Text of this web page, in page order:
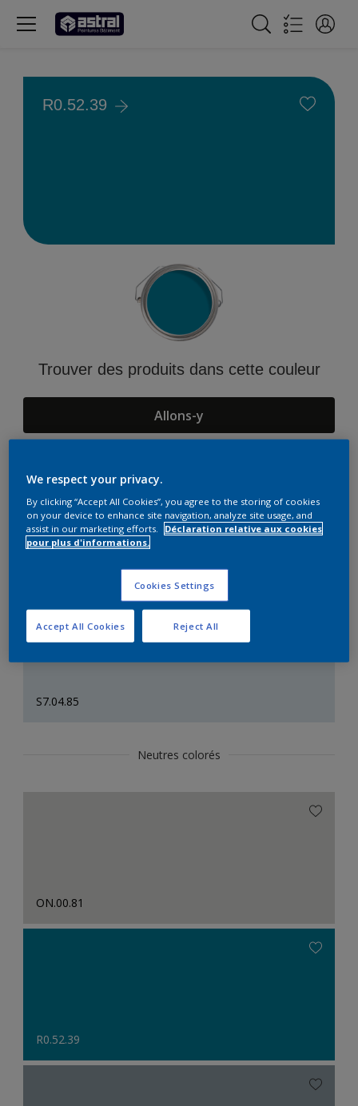
R0.52.39
Trouver des produits dans cette couleur
Allons-y
Suggestions d'Harmonies
S7.04.85
Neutres colorés
ON.00.81
R0.52.39
We respect your privacy.
By clicking “Accept All Cookies”, you agree to the storing of cookies
on your device to enhance site navigation, analyze site usage, and
assist in our marketing efforts.
Déclaration relative aux cookies
pour plus d'informations.
Cookies Settings
Reject All
Accept All Cookies